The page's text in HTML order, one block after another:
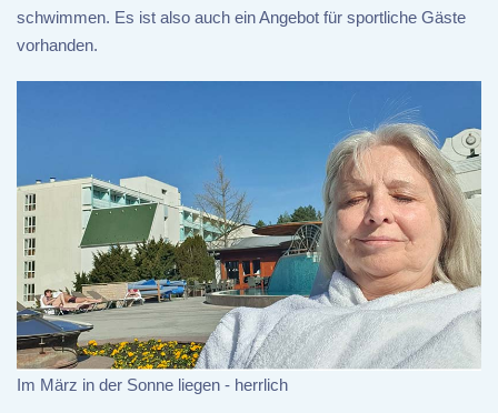
schwimmen. Es ist also auch ein Angebot für sportliche Gäste
vorhanden.
Im März in der Sonne liegen - herrlich